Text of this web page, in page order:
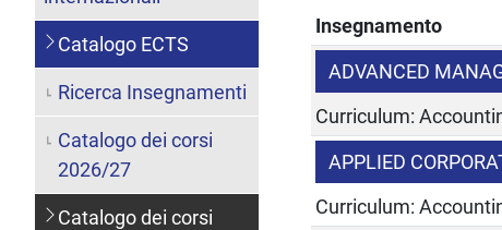
Insegnamento
ADVANCED
Curriculum:
APPLIED
Curriculum:
Catalogo ECTS
Ricerca Insegnamenti
Catalogo dei corsi
2026/27
Catalogo dei corsi